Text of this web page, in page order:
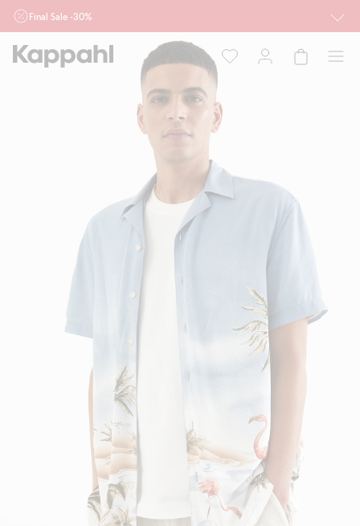
Final Sale -30%
Ważne przy zakupie min. 2 sztuk produktów włączonych w ofertę, również z
działu outlet do 10.8 w sklepach Kappahl i Newbie oraz na kappahl.com. Ofert
nie łączymy
Mężczyzna Dziecko